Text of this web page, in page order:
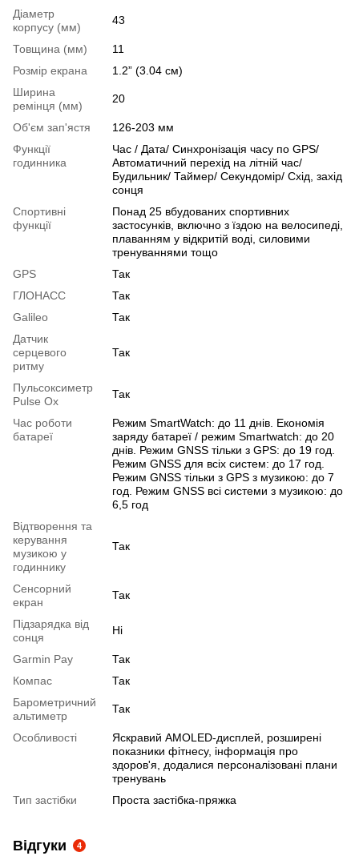
Діаметр
корпусу (мм)
43
Товщина (мм)
11
Розмір екрана
1.2” (3.04 см)
Ширина
ремінця (мм)
20
Об'єм зап'ястя
126-203 мм
Функції
годинника
Час / Дата/ Синхронізація часу по GPS/
Автоматичний перехід на літній час/
Будильник/ Таймер/ Секундомір/ Схід, захід
сонця
Спортивні
функції
Понад 25 вбудованих спортивних
застосунків, включно з їздою на велосипеді,
плаванням у відкритій воді, силовими
тренуваннями тощо
GPS
Так
ГЛОНАСС
Так
Galileo
Так
Датчик
серцевого
ритму
Так
Пульсоксиметр
Pulse Ox
Так
Час роботи
батареї
Режим SmartWatch: до 11 днів. Економія
заряду батареї / режим Smartwatch: до 20
днів. Режим GNSS тільки з GPS: до 19 год.
Режим GNSS для всіх систем: до 17 год.
Режим GNSS тільки з GPS з музикою: до 7
год. Режим GNSS всі системи з музикою: до
6,5 год
Відтворення та
керування
музикою у
годиннику
Так
Сенсорний
екран
Так
Підзарядка від
сонця
Ні
Garmin Pay
Так
Компас
Так
Барометричний
альтиметр
Так
Особливості
Яскравий AMOLED-дисплей, розширені
показники фітнесу, інформація про
здоров'я, додалися персоналізовані плани
тренувань
Тип застібки
Проста застібка-пряжка
Відгуки 4